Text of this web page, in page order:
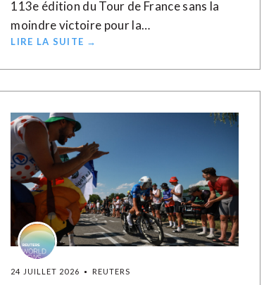
113e édition du Tour de France sans la
moindre victoire pour la…
LIRE LA SUITE →
24 JUILLET 2026 REUTERS